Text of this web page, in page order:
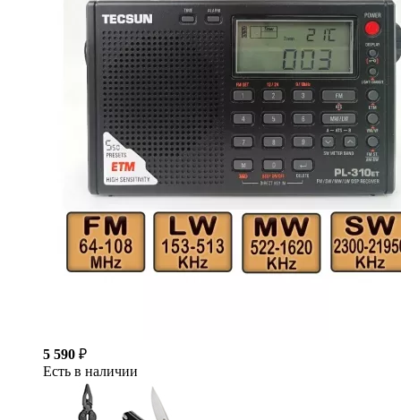
5 590 ₽
Есть в наличии